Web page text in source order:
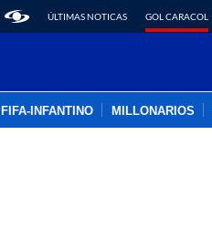
ÚLTIMAS NOTICAS GOL CARACOL
FIFA-INFANTINO MILLONARIOS